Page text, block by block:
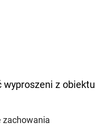
z obiektu
zachowania